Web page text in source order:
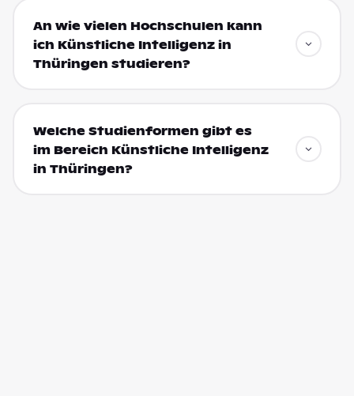
An wie vielen Hochschulen kann
ich Künstliche Intelligenz in
Thüringen studieren?
Welche Studienformen gibt es
im Bereich Künstliche Intelligenz
in Thüringen?